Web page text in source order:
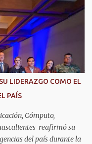
y tratamiento
personas mayores de 60
cognitivo y
adultos mayores
todo nuestro respeto,
DIF Estatal impulsamos
y a vivir esta etapa con
servicio, las y los
Servi...
LIDERAZGO COMO EL
PAÍS
Cómputo,
reafirmó su
del país durante la